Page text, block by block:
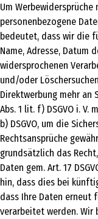
Um
personenbezogene
bedeutet, dass wir die
Name, Adresse, Datum
widersprochenen
und/oder
Direktwerbung mehr an
Abs. 1 lit. f) DSGVO i. V.
b) DSGVO, um die
Rechtsansprüche
grundsätzlich das
Daten gem. Art. 17
hin, dass dies bei
dass Ihre Daten erneut
verarbeitet werden. Wir